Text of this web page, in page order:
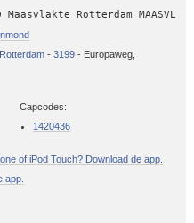
Maasvlakte Rotterdam MAASVL
- 3199- Europaweg,
Capcodes:
1420436
of iPod Touch? Download de app.
app.